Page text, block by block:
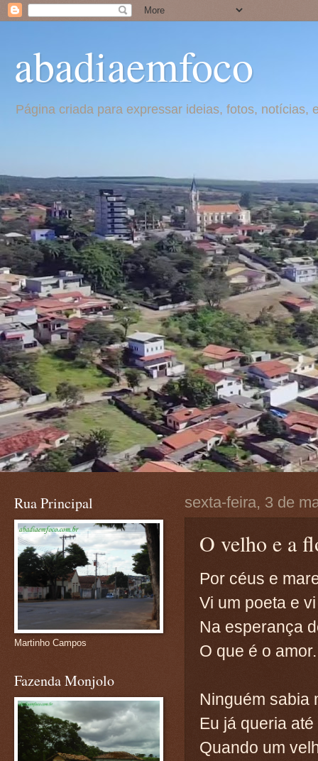
abadiaemfoco
Página criada para expressar ideias, fotos,
sexta-feira, 3 de
O velho e a
Por céus e
Vi um poeta e
Na esperança
O que é o amor.
Ninguém sabia
Eu já queria
Quando um
Rua Principal
Martinho Campos
Fazenda Monjolo